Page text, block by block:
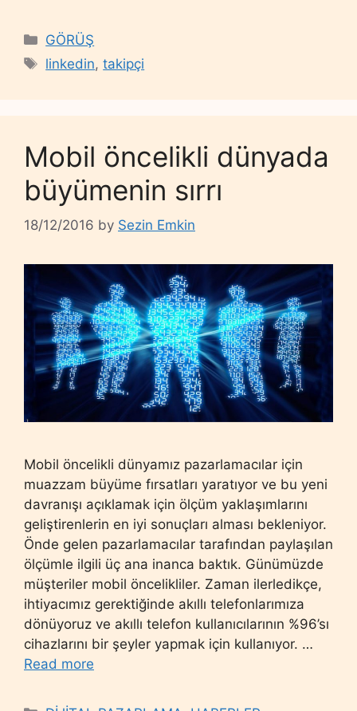
Categories
GÖRÜŞ
Tags
linkedin,takipçi
Mobil öncelikli dünyada
büyümenin sırrı
18/12/2016 by Sezin Emkin
Mobil öncelikli dünyamız pazarlamacılar için
muazzam büyüme fırsatları yaratıyor ve bu yeni
davranışı açıklamak için ölçüm yaklaşımlarını
geliştirenlerin en iyi sonuçları alması bekleniyor.
Önde gelen pazarlamacılar tarafından paylaşılan
ölçümle ilgili üç ana inanca baktık. Günümüzde
müşteriler mobil öncelikliler. Zaman ilerledikçe,
ihtiyacımız gerektiğinde akıllı telefonlarımıza
dönüyoruz ve akıllı telefon kullanıcılarının %96’sı
cihazlarını bir şeyler yapmak için kullanıyor. …
Read more